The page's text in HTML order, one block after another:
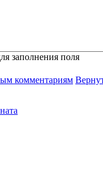
заполнения поля
комментариям